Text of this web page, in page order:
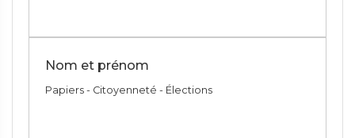
Nom et prénom
Papiers - Citoyenneté - Élections